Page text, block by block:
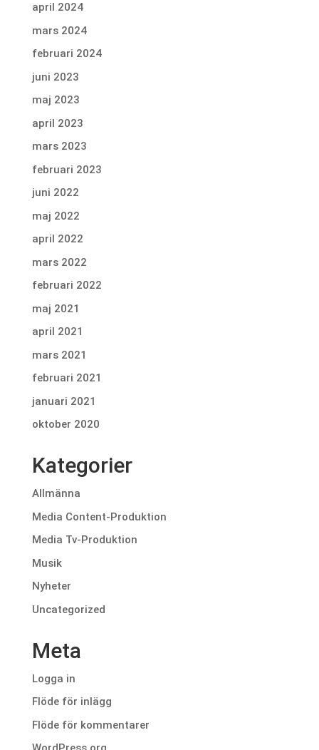
april 2024
mars 2024
februari 2024
juni 2023
maj 2023
april 2023
mars 2023
februari 2023
juni 2022
maj 2022
april 2022
mars 2022
februari 2022
maj 2021
april 2021
mars 2021
februari 2021
januari 2021
oktober 2020
Kategorier
Allmänna
Media Content-Produktion
Media Tv-Produktion
Musik
Nyheter
Uncategorized
Meta
Logga in
Flöde för inlägg
Flöde för kommentarer